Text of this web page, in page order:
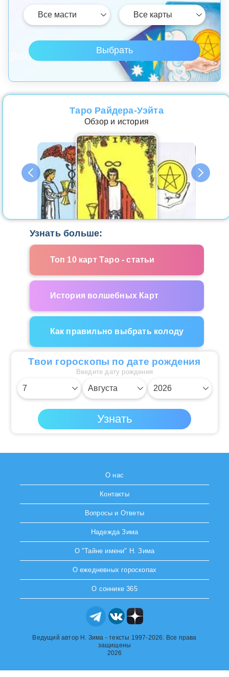
Таро Райдера-Уэйта
Обзор и история
Узнать больше:
Топ 10 карт Таро - статьи
История волшебных Карт
Как правильно выбрать колоду
Твои гороскопы по дате рождения
Введите дату рождения
О нас
Контакты
Вопросы и Ответы
Надежда Зима
О "Тайне имени" Н. Зима
О ежедневных гороскопах
О соннике 365
Ведущий автор Н. Зима - тексты 1997-2026. Все права
защищены
2026